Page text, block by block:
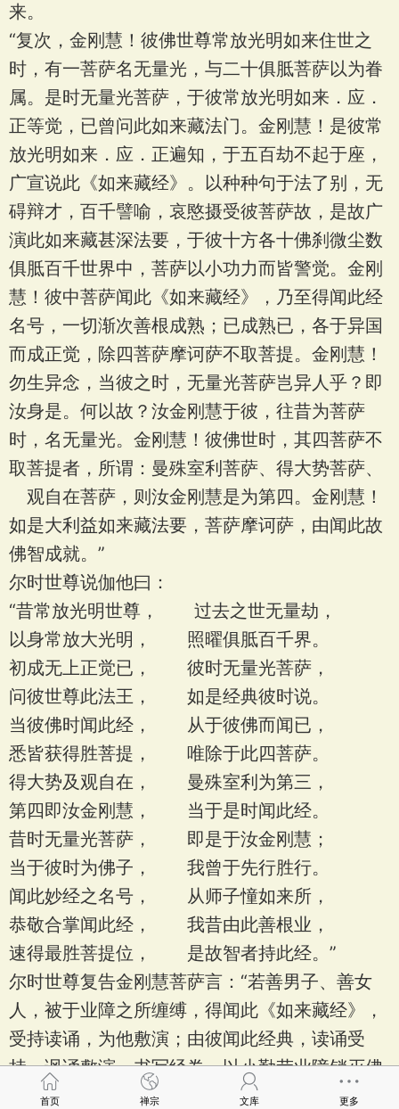
来。
“复次，金刚慧！彼佛世尊常放光明如来住世之
时，有一菩萨名无量光，与二十俱胝菩萨以为眷
属。是时无量光菩萨，于彼常放光明如来．应．
正等觉，已曾问此如来藏法门。金刚慧！是彼常
放光明如来．应．正遍知，于五百劫不起于座，
广宣说此《如来藏经》。以种种句于法了别，无
碍辩才，百千譬喻，哀愍摄受彼菩萨故，是故广
演此如来藏甚深法要，于彼十方各十佛刹微尘数
俱胝百千世界中，菩萨以小功力而皆警觉。金刚
慧！彼中菩萨闻此《如来藏经》，乃至得闻此经
名号，一切渐次善根成熟；已成熟已，各于异国
而成正觉，除四菩萨摩诃萨不取菩提。金刚慧！
勿生异念，当彼之时，无量光菩萨岂异人乎？即
汝身是。何以故？汝金刚慧于彼，往昔为菩萨
时，名无量光。金刚慧！彼佛世时，其四菩萨不
取菩提者，所谓：曼殊室利菩萨、得大势菩萨、
观自在菩萨，则汝金刚慧是为第四。金刚慧！
如是大利益如来藏法要，菩萨摩诃萨，由闻此故
佛智成就。”
尔时世尊说伽他曰：
“昔常放光明世尊， 过去之世无量劫，
以身常放大光明， 照曜俱胝百千界。
初成无上正觉已， 彼时无量光菩萨，
问彼世尊此法王， 如是经典彼时说。
当彼佛时闻此经， 从于彼佛而闻已，
悉皆获得胜菩提， 唯除于此四菩萨。
得大势及观自在， 曼殊室利为第三，
第四即汝金刚慧， 当于是时闻此经。
昔时无量光菩萨， 即是于汝金刚慧；
当于彼时为佛子， 我曾于先行胜行。
闻此妙经之名号， 从师子憧如来所，
恭敬合掌闻此经， 我昔由此善根业，
速得最胜菩提位， 是故智者持此经。”
尔时世尊复告金刚慧菩萨言：“若善男子、善女
人，被于业障之所缠缚，得闻此《如来藏经》，
受持读诵，为他敷演；由彼闻此经典，读诵受
持、讽诵敷演、书写经卷，以小勤劳业障销灭佛
法现前。”
首页 禅宗 文库 更多